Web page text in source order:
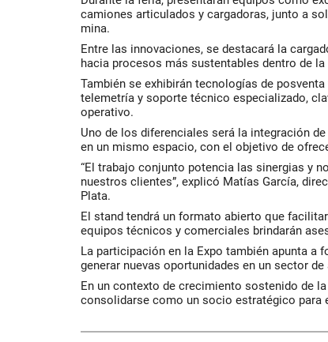
camiones articulados y cargadoras, junto a
mina.
Entre las innovaciones, se destacará la
hacia procesos más sustentables dentro de la
También se exhibirán tecnologías de
telemetría y soporte técnico especializado,
operativo.
Uno de los diferenciales será la integración
en un mismo espacio, con el objetivo de
“El trabajo conjunto potencia las sinergias y
nuestros clientes”, explicó Matías García,
Plata.
El stand tendrá un formato abierto que
equipos técnicos y comerciales brindarán
La participación en la Expo también apunta a
generar nuevas oportunidades en un sector
En un contexto de crecimiento sostenido de
consolidarse como un socio estratégico para